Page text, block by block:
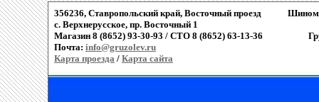
356236, Ставропольский край, Восточный проезд
c. Верхнерусское, пр. Восточный 1
Магазин 8 (8652) 93-30-93 / СТО 8 (8652) 63-13-36
Почта: info@gruzolev.ru
Карта проезда / Карта сайта